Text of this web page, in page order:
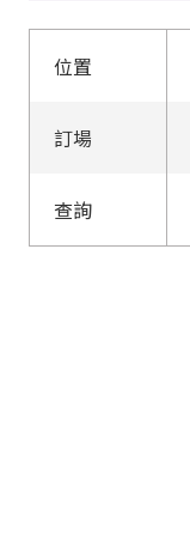
位置
訂場
查詢